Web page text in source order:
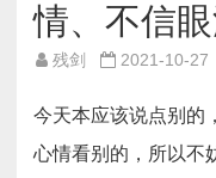
情、不信眼
残剑 2021-10-27
今天本应该说点别的
心情看别的，所以不